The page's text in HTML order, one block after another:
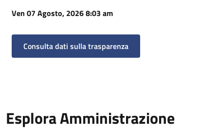
Ven 07 Agosto, 2026 8:03 am
Consulta dati sulla trasparenza
Esplora Amministrazione